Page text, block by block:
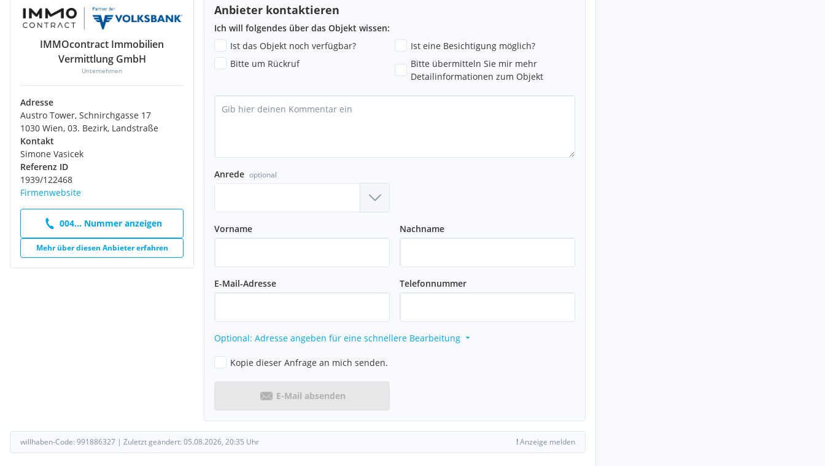
Ort: 2512 Traiskirchen
IMMOcontract Immobilien
Vermittlung GmbH
Unternehmen
Adresse
Austro Tower, Schnirchgasse 17
1030 Wien, 03. Bezirk, Landstraße
Kontakt
Simone Vasicek
Referenz ID
1939/122468
Firmenwebsite
004... Nummer anzeigen
Mehr über diesen Anbieter erfahren
Anbieter kontaktieren
Ich will folgendes über das Objekt wissen:
Ist das Objekt noch verfügbar?
Ist eine Besichtigung möglich?
Bitte um Rückruf
Bitte übermitteln Sie mir mehr
Detailinformationen zum Objekt
Anrede optional
Vorname Nachname
E-Mail-Adresse Telefonnummer
Optional: Adresse angeben für eine schnellere Bearbeitung
Kopie dieser Anfrage an mich senden.
E-Mail absenden
willhaben-Code: 991886327 | Zuletzt geändert: 05.08.2026, 20:35 Uhr !Anzeige melden